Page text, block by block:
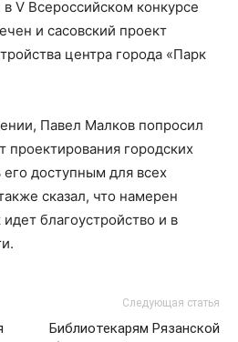
V Всероссийском конкурсе
и сасовский проект
центра города «Парк
Павел Малков попросил
городских
его доступным для всех
сказал, что намерен
благоустройство и в
Следующая статья
Библиотекарям Рязанской